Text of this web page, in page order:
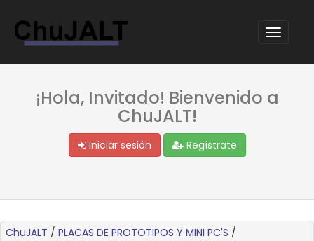
¡Hola, Invitado! Bienvenido a
ChuJALT!
Iniciar sesión Regístrate
ChuJALT / PLACAS DE PROTOTIPOS Y MINI PC'S /